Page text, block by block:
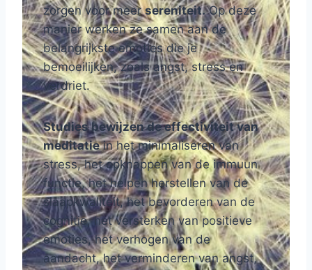
zorgen voor meersereniteit.Op deze
manier werken ze samen aan de
belangrijkste emoties die je
bemoeilijken, zoals angst, stress en
verdriet.
Studies bewijzen de effectiviteit van
meditatiein het minimaliseren van
stress, het opknappen van de immuun
functie, het helpen herstellen van de
slaapkwaliteit, het bevorderen van de
cognitie, het versterken van positieve
emoties, het verhogen van de
aandacht, het verminderen van angst,